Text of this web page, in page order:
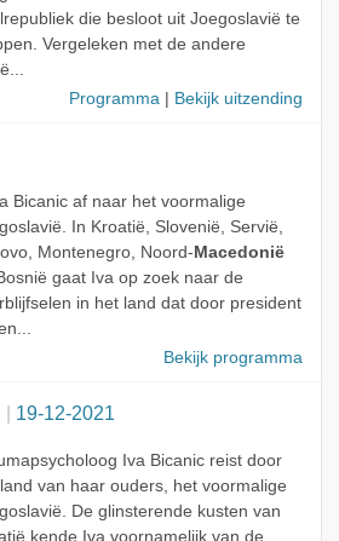
die besloot uit Joegoslavië te
Vergeleken met de andere
Programma | Bekijk uitzending
Bicanic af naar het voormalige
In Kroatië, Slovenië, Servië,
Montenegro, Noord-Macedonië
gaat Iva op zoek naar de
in het land dat door president
Bekijk programma
19-12-2021
Iva Bicanic reist door
van haar ouders, het voormalige
De glinsterende kusten van
kende Iva voornamelijk van de